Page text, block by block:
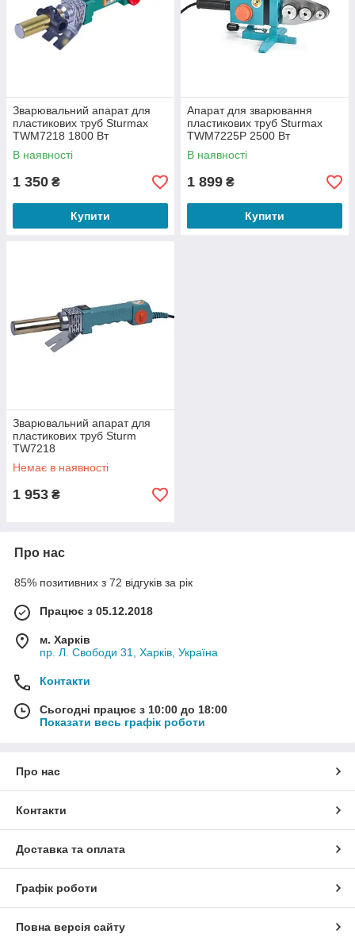
Зварювальний апарат для
пластикових труб Sturmax
TWM7218 1800 Вт
В наявності
1 350 ₴
Купити
Апарат для зварювання
пластикових труб Sturmax
TWM7225P 2500 Вт
В наявності
1 899 ₴
Купити
Зварювальний апарат для
пластикових труб Sturm
TW7218
Немає в наявності
1 953 ₴
Про нас
85% позитивних з 72 відгуків за рік
Працює з 05.12.2018
м. Харків
пр. Л. Свободи 31, Харків, Україна
Контакти
Сьогодні працює з 10:00 до 18:00
Показати весь графік роботи
Про нас
Контакти
Доставка та оплата
Графік роботи
Повна версія сайту